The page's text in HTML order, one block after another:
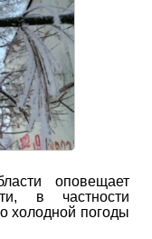
оповещает
в частности
холодной погоды